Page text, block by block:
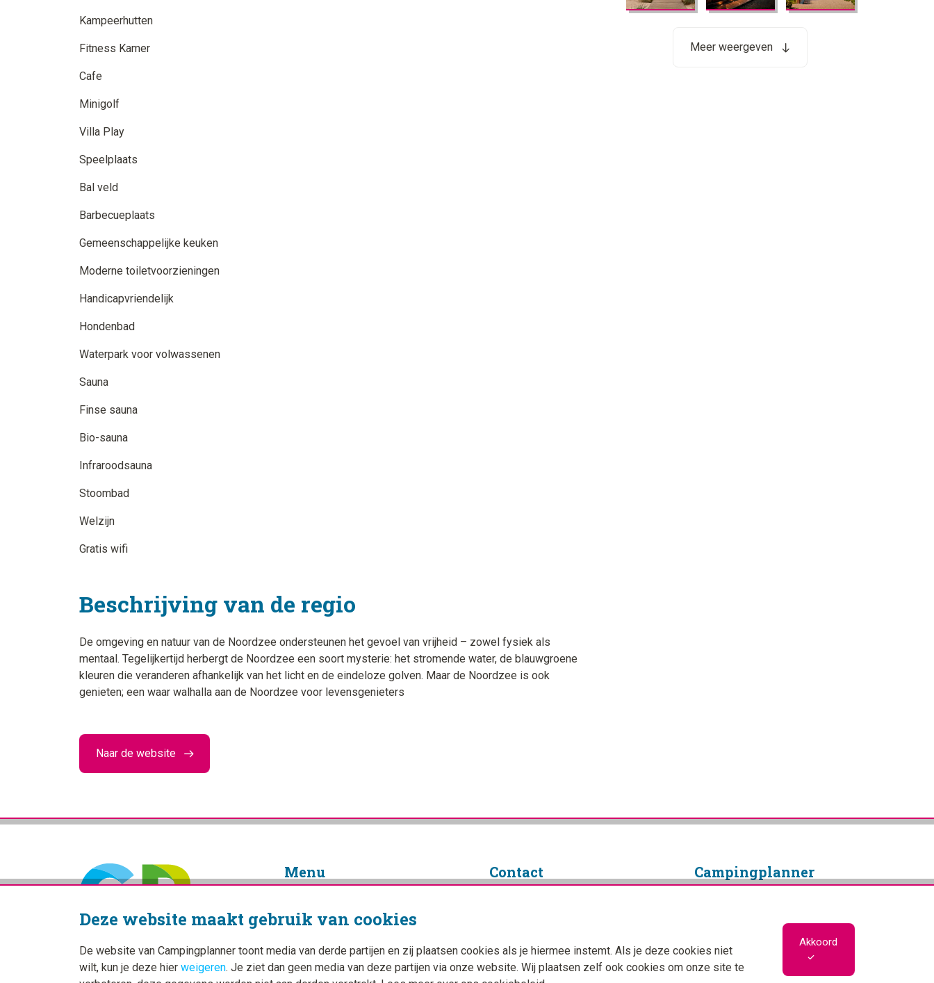
Kampeerhutten
Fitness Kamer
Cafe
Minigolf
Villa Play
Speelplaats
Bal veld
Barbecueplaats
Gemeenschappelijke keuken
Moderne toiletvoorzieningen
Handicapvriendelijk
Hondenbad
Waterpark voor volwassenen
Sauna
Finse sauna
Bio-sauna
Infraroodsauna
Stoombad
Welzijn
Gratis wifi
Beschrijving van de regio
De omgeving en natuur van de Noordzee ondersteunen het gevoel van vrijheid – zowel fysiek als
mentaal. Tegelijkertijd herbergt de Noordzee een soort mysterie: het stromende water, de blauwgroene
kleuren die veranderen afhankelijk van het licht en de eindeloze golven. Maar de Noordzee is ook
genieten; een waar walhalla aan de Noordzee voor levensgenieters
Meer weergeven
Naar de website
Menu
Blogs
Contact
Instagram
Camping­planner
Cookiebeleid
Deze website maakt gebruik van cookies
De website van Campingplanner toont media van derde partijen en zij plaatsen cookies als je hiermee instemt. Als je deze cookies niet
wilt, kun je deze hier weigeren. Je ziet dan geen media van deze partijen via onze website. Wij plaatsen zelf ook cookies om onze site te
Akkoord